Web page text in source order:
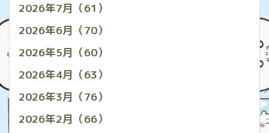
2026年7月（61）
2026年6月（70）
2026年5月（60）
2026年4月（63）
2026年3月（76）
2026年2月（66）